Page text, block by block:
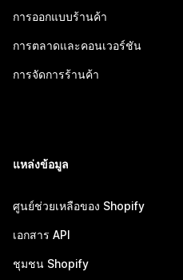
การออกแบบร้านค้า
การตลาดและคอนเวอร์ชัน
การจัดการร้านค้า
แหล่งข้อมูล
ศูนย์ช่วยเหลือของ Shopify
เอกสาร API
ชุมชน Shopify